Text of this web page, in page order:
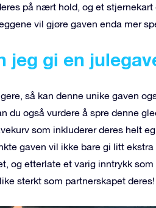
på nært hold, og et
vil gjøre gaven enda mer
jeg gi en
så kan denne unike gaven
du også vurdere å spre denne
som inkluderer deres helt
gaven vil ikke bare gi litt
og etterlate et varig inntrykk
sterkt som partnerskapet deres!